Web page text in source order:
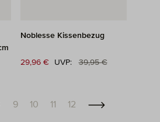
Noblesse Kissenbezug
Verkaufspreis:
29,96 € UVP: Regulärer Preis:
39,95 €
Seite
9 Seite
10 Seite
11 Seite
12